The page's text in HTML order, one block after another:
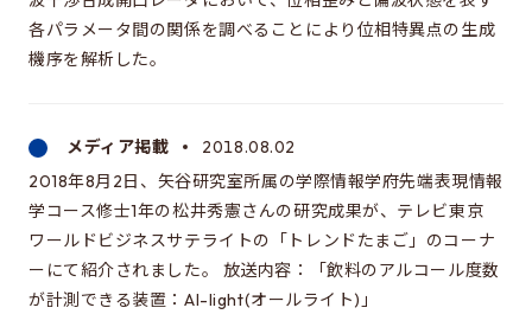
各パラメータ間の関係を調べることにより位相特異点の生成
機序を解析した。
メディア掲載
2018.08.02
2018年8月2日、矢谷研究室所属の学際情報学府先端表現情報
学コース修士1年の松井秀憲さんの研究成果が、テレビ東京
ワールドビジネスサテライトの「トレンドたまご」のコーナ
ーにて紹介されました。 放送内容：「飲料のアルコール度数
が計測できる装置：Al-light(オールライト)」